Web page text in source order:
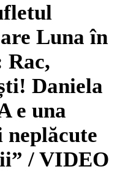
Luna în
Rac,
Daniela
e una
neplăcute
/ VIDEO